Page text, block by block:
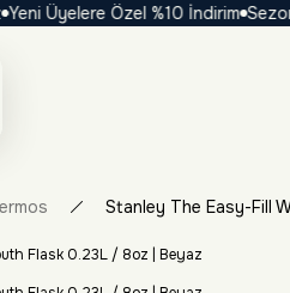
Üyelere Özel %10 İndirim Sezona
Stanley The Easy-Fill